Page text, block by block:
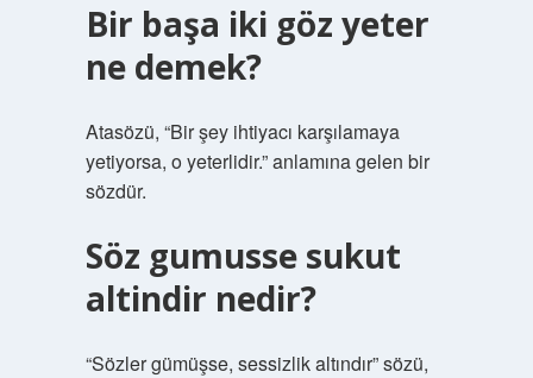
Bir başa iki göz yeter
ne demek?
Atasözü, “Bir şey ihtiyacı karşılamaya
yetiyorsa, o yeterlidir.” anlamına gelen bir
sözdür.
Söz gumusse sukut
altindir nedir?
“Sözler gümüşse, sessizlik altındır” sözü,